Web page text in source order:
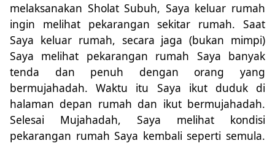
melaksanakan Sholat Subuh, Saya keluar rumah
ingin melihat pekarangan sekitar rumah. Saat
Saya keluar rumah, secara jaga (bukan mimpi)
Saya melihat pekarangan rumah Saya banyak
tenda dan penuh dengan orang yang
bermujahadah. Waktu itu Saya ikut duduk di
halaman depan rumah dan ikut bermujahadah.
Selesai Mujahadah, Saya melihat kondisi
pekarangan rumah Saya kembali seperti semula.